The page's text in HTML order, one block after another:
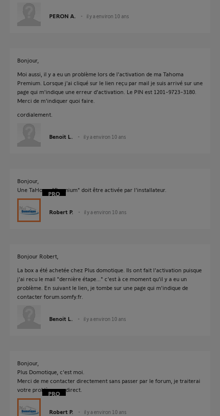
PERON A. il y a environ 10 ans
Bonjour,
Moi aussi, il y a eu un problème lors de l'activation de ma Tahoma
Premium. Lorsque j'ai cliqué sur le lien reçu par mail je suis arrivé sur une
page qui m'indique une erreur d'activation. Le PIN est 1201-9723-3180.
Merci de m'indiquer quoi faire.
cordialement.
Benoit L. il y a environ 10 ans
Bonjour,
Une TaHoma "Premium" doit être activée par l'installateur.
Robert P. il y a environ 10 ans
Bonjour Robert,
La box a été achetée chez Plus domotique. Ils ont fait l'activation puisque
j'ai recu le mail "dernière étape..." c'est à ce moment qu'il y a eu un
problème. En suivant le lien, je tombe sur une page qui m'indique de
contacter forum.somfy.fr.
Benoit L. il y a environ 10 ans
Bonjour,
Plus Domotique, c'est moi.
Merci de me contacter directement sans passer par le forum, je traiterai
votre problème en direct.
Robert P. il y a environ 10 ans